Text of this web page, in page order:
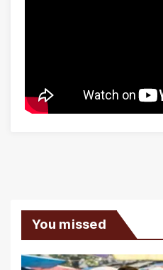
You missed